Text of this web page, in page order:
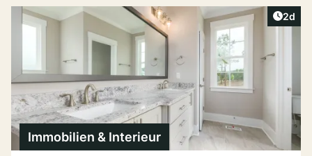
2d
Immobilien & Interieur